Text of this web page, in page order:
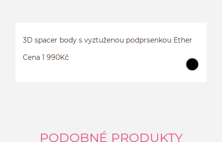
3D spacer body s vyztuženou podprsenkou Ether
Cena 1 990Kč
PODOBNÉ PRODUKTY